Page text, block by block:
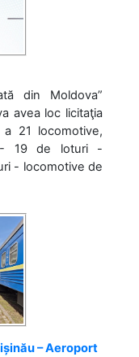
din Moldova”
avea loc licitaţia
21 locomotive,
- 19 de loturi -
- locomotive de
– Aeroport